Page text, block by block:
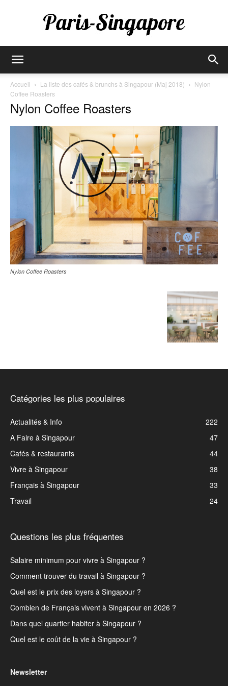
Singapore
Accueil La liste des cafés & brunchs à Singapour (Maj 2018)
Nylon
Coffee Roasters
Nylon Coffee Roasters
Nylon Coffee Roasters
Catégories les plus populaires
Actualités & Info
222
A Faire à Singapour
47
Cafés & restaurants
44
Vivre à Singapour
38
Français à Singapour
33
Travail
24
Questions les plus fréquentes
Salaire minimum pour vivre à Singapour ?
Comment trouver du travail à Singapour ?
Quel est le prix des loyers à Singapour ?
Combien de Français vivent à Singapour en 2026 ?
Dans quel quartier habiter à Singapour ?
Quel est le coût de la vie à Singapour ?
Newsletter